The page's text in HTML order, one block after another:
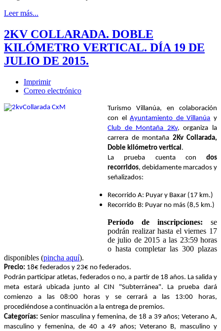
Leer más...
2KV COLLARADA. DOBLE
KILÓMETRO VERTICAL. DÍA 19 DE
JULIO DE 2015.
Imprimir
Correo electrónico
Turismo Villanúa, en colaboración
con elAyuntamiento de Villanúa y
Club de Montaña 2Kv, organiza la
carrera de montaña 2Kv Collarada,
Doble kilómetro vertical .
La prueba cuenta con dos
recorridos, debidamente marcados y
señalizados:
Recorrido A: Puyar y Baxar (17 km.)
Recorrido B: Puyar no más (8,5 km.)
Período de inscripciones: se
podrán realizar hasta el viernes 17
de julio de 2015 a las 23:59 horas
o hasta completar las 300 plazas
disponibles (pincha aquí).
Precio: 18€ federados y 23€ no federados.
Podrán participar atletas, federados o no, a partir de 18 años. La salida y
meta estará ubicada junto al CIN "Subterránea". La prueba dará
comienzo a las 08:00 horas y se cerrará a las 13:00 horas,
procediéndose a continuación a la entrega de premios.
Categorías: Senior masculina y femenina, de 18 a 39 años; Veterano A,
masculino y femenina, de 40 a 49 años; Veterano B, masculino y